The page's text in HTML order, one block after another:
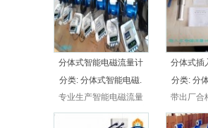
厂家直接供应，比市场便
宜30%以上，超长保质，
无忧售后。
厂家直接
宜30%以
分体式智能电磁流量计
分类: 分体式智能电磁.
专业生产智能电磁流量
量计，还是分体式电磁流
分体式插
分类: 分
带出厂合
量计，还